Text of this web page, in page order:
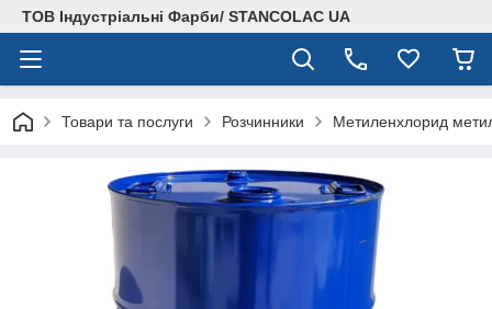
ТОВ Індустріальні Фарби/ STANCOLAC UA
Товари та послуги Розчинники Метиленхлорид